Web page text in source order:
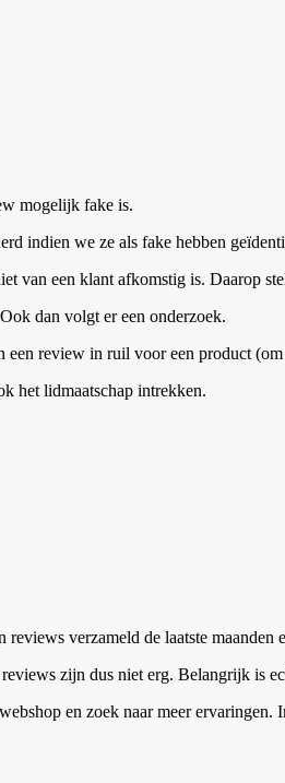
mogelijk fake is.
indien we ze als fake hebben
van een klant afkomstig is. Daarop
dan volgt er een onderzoek.
een review in ruil voor een product
het lidmaatschap intrekken.
verzameld de laatste
zijn dus niet erg. Belangrijk is
en zoek naar meer